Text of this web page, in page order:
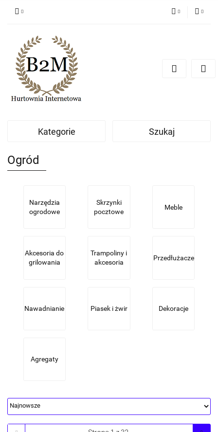
CZK
Dodaj zgłoszenie
Kategorie Szukaj
Ogród
Narzędzia
ogrodowe
Skrzynki
pocztowe
Meble
Akcesoria do
grilowania
Trampoliny i
akcesoria
Przedłużacze
Nawadnianie Piasek i żwir Dekoracje
Agregaty